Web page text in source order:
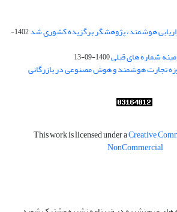
هوشمند، پژوهشگر برگزیده کشوری شد
1402-
شماره های قبلی1400-09-13
تجارت هوشمند و هوش مصنوعی در بازرگانی
This work is licensed under aCreative
NonCommercial